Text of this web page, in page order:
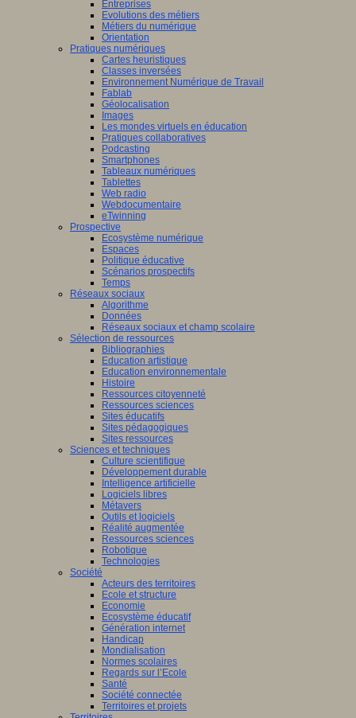
Entreprises
Evolutions des métiers
Métiers du numérique
Orientation
Pratiques numériques
Cartes heuristiques
Classes inversées
Environnement Numérique de Travail
Fablab
Géolocalisation
Images
Les mondes virtuels en éducation
Pratiques collaboratives
Podcasting
Smartphones
Tableaux numériques
Tablettes
Web radio
Webdocumentaire
eTwinning
Prospective
Ecosystème numérique
Espaces
Politique éducative
Scénarios prospectifs
Temps
Réseaux sociaux
Algorithme
Données
Réseaux sociaux et champ scolaire
Sélection de ressources
Bibliographies
Education artistique
Education environnementale
Histoire
Ressources citoyenneté
Ressources sciences
Sites éducatifs
Sites pédagogiques
Sites ressources
Sciences et techniques
Culture scientifique
Développement durable
Intelligence artificielle
Logiciels libres
Métavers
Outils et logiciels
Réalité augmentée
Ressources sciences
Robotique
Technologies
Société
Acteurs des territoires
Ecole et structure
Economie
Ecosystème éducatif
Génération internet
Handicap
Mondialisation
Normes scolaires
Regards sur l’Ecole
Santé
Société connectée
Territoires et projets